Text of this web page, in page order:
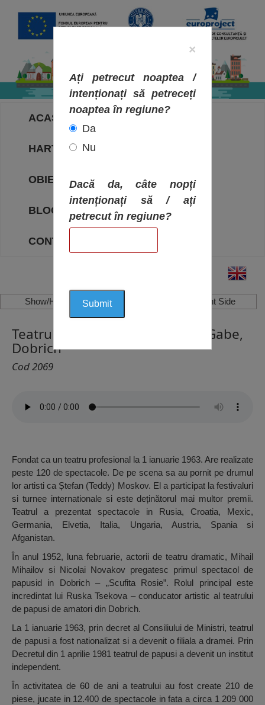
ACASA
HARTA OBIECTIVELOR
OBIECTIVE
BLOG
CONTACT
Show/Hide Left Side Show/Hide Right Side
Teatrul de Păpuși de Stat Dora Gabe,
Dobrich
Cod 2069
Fondat ca un teatru profesional la 1 ianuarie 1963. Are realizate
peste 120 de spectacole. De pe scena sa au pornit pe drumul
lor artisti ca Ștefan (Teddy) Moskov. El a participat la festivaluri
si turnee internationale si este deținătorul mai multor premii.
Teatrul a prezentat spectacole in Rusia, Croatia, Mexic,
Germania, Elvetia, Italia, Ungaria, Austria, Spania si
Afganistan.
În anul 1952, luna februarie, actorii de teatru dramatic, Mihail
Mihailov si Nicolai Novakov pregatesc primul spectacol de
papusid in Dobrich – „Scufita Rosie”. Rolul principal este
incredintat lui Ruska Tsekova – conducator artistic al teatrului
de papusi de amatori din Dobrich.
La 1 ianuarie 1963, prin decret al Consiliului de Ministri, teatrul
de papusi a fost nationalizat si a devenit o filiala a dramei. Prin
Decretul din 1 aprilie 1981 teatrul de papusi a devenit un institut
independent.
În activitatea de 60 de ani a teatrului au fost create 210 de
piese, jucate in 12.400 de spectacole in fata a circa 1 209 000
×
Ați petrecut noaptea /
intenționați să petreceți
noaptea în regiune?
Da
Nu
Dacă da, câte nopți
intenționați să / ați
petrecut în regiune?